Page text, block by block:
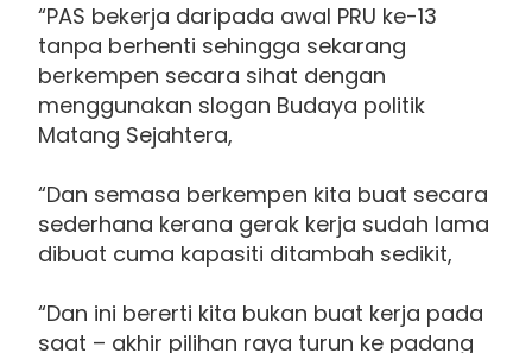
“PAS bekerja daripada awal PRU ke-13
tanpa berhenti sehingga sekarang
berkempen secara sihat dengan
menggunakan slogan Budaya politik
Matang Sejahtera,
“Dan semasa berkempen kita buat secara
sederhana kerana gerak kerja sudah lama
dibuat cuma kapasiti ditambah sedikit,
“Dan ini bererti kita bukan buat kerja pada
saat – akhir pilihan raya turun ke padang